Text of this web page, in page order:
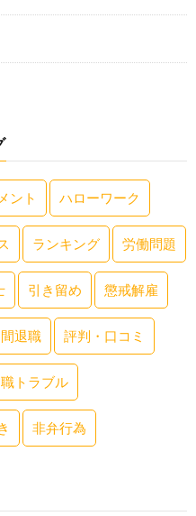
ント ハローワーク
ランキング 労働問題
引き留め 懲戒解雇
退職 評判・口コミ
トラブル
非弁行為